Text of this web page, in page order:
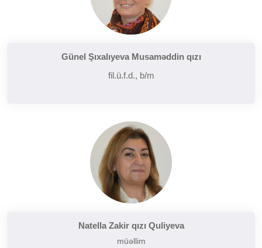
Günel Şıxalıyeva Musaməddin qızı
fil.ü.f.d., b/m
Natella Zakir qızı Quliyeva
müəllim